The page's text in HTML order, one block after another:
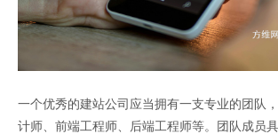
一个优秀的建站公司应当拥有一支专业的团队
计师、前端工程师、后端工程师等。团队成员